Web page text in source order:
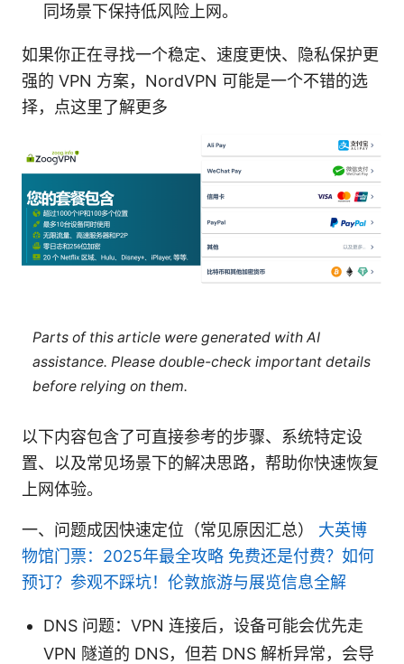
同场景下保持低风险上网。
如果你正在寻找一个稳定、速度更快、隐私保护更
强的 VPN 方案，NordVPN 可能是一个不错的选
择，点这里了解更多
Parts of this article were generated with AI
assistance. Please double-check important details
before relying on them.
以下内容包含了可直接参考的步骤、系统特定设
置、以及常见场景下的解决思路，帮助你快速恢复
上网体验。
一、问题成因快速定位（常见原因汇总） 大英博
物馆门票：2025年最全攻略 免费还是付费？如何
预订？参观不踩坑！伦敦旅游与展览信息全解
DNS 问题：VPN 连接后，设备可能会优先走
VPN 隧道的 DNS，但若 DNS 解析异常，会导